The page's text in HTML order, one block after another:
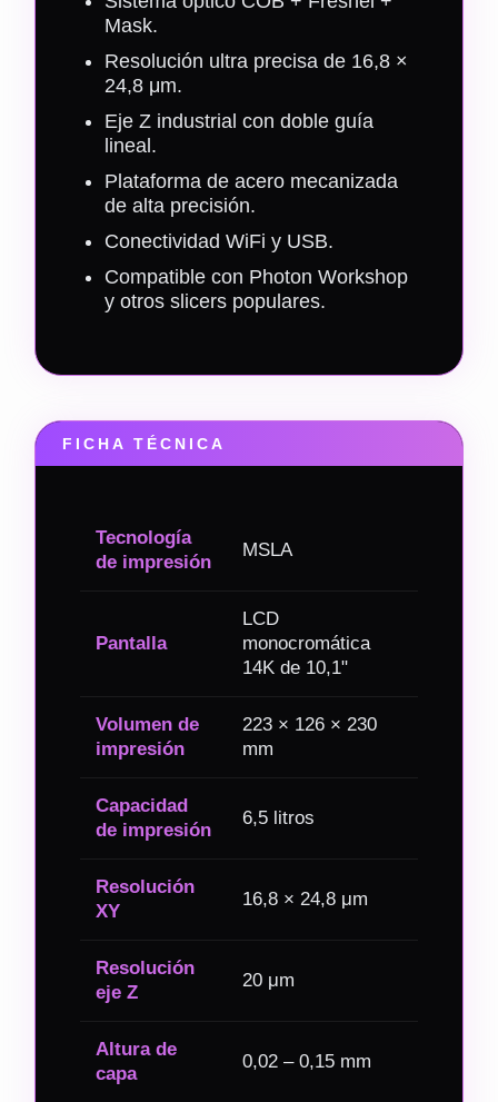
Mask.
Resolución ultra precisa de 16,8 ×
24,8 μm.
Eje Z industrial con doble guía
lineal.
Plataforma de acero mecanizada
de alta precisión.
Conectividad WiFi y USB.
Compatible con Photon Workshop
y otros slicers populares.
FICHA TÉCNICA
Tecnología
de impresión
MSLA
Pantalla
LCD
monocromática
14K de 10,1"
Volumen de
impresión
223 × 126 × 230
mm
Capacidad
de impresión
6,5 litros
Resolución
XY
16,8 × 24,8 μm
Resolución
eje Z
20 μm
Altura de
capa
0,02 – 0,15 mm